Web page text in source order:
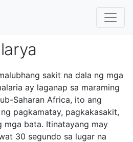
sakit na dala ng mga
ay laganap sa maraming
Saharan Africa, ito ang
pagkamatay, pagkakasakit,
mga bata. Itinatayang may
30 segundo sa lugar na